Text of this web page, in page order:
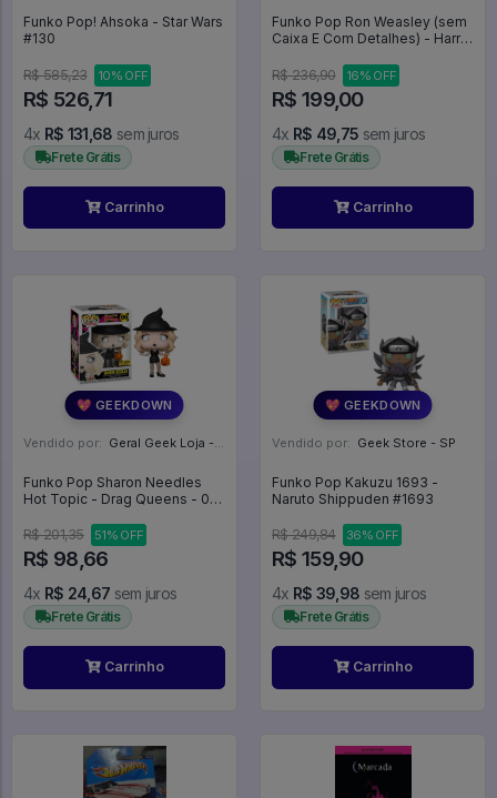
Funko Pop! Ahsoka - Star Wars
#130
R$ 585,23 10% OFF
R$ 526,71
4x R$ 131,68 sem juros
Frete Grátis
Carrinho
Funko Pop Ron Weasley (sem
Caixa E Com Detalhes) - Harry
R$ 236,90
16% OFF
R$ 199,00
4x R$ 49,75 sem juros
Frete Grátis
Carrinho
💖 GEEKDOWN
Vendido por: Geral Geek Loja - SP
Funko Pop Sharon Needles
Hot Topic - Drag Queens - 06
R$ 201,35
51% OFF
R$ 98,66
4x R$ 24,67 sem juros
Frete Grátis
Carrinho
💖 GEEKDOWN
Vendido por: Geek Store - SP
Funko Pop Kakuzu 1693 -
Naruto Shippuden #1693
R$ 249,84 36% OFF
R$ 159,90
4x R$ 39,98 sem juros
Frete Grátis
Carrinho